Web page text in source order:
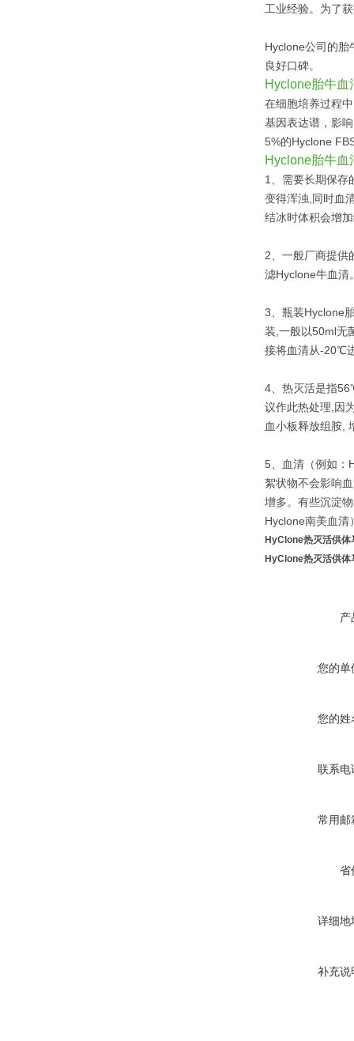
工业经验。为了
Hyclone公司的胎
良好口碑。
Hyclone胎牛血
在细胞培养过程
基因表达谱，影
5%的Hyclone
Hyclone胎牛血
1、需要长期保
变得浑浊,同时血
结冰时体积会增
2、一般厂商提供
滤Hyclone牛血清
3、瓶装Hyclone
装,一般以50ml无
接将血清从-20℃
4、热灭活是指
议作此热处理,因
血小板释放组胺,
5、血清（例如：
絮状物不会影响
增多。有些沉淀
Hyclone南美血清
HyClone热灭活供体
HyClone热灭活供体
产
您的单
您的姓
联系电
常用邮
省
详细地
补充说